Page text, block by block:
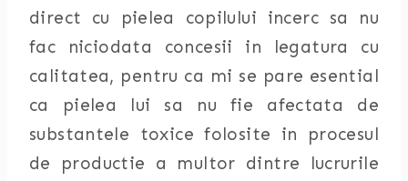
direct cu pielea copilului incerc sa nu
fac niciodata concesii in legatura cu
calitatea, pentru ca mi se pare esential
ca pielea lui sa nu fie afectata de
substantele toxice folosite in procesul
de productie a multor dintre lucrurile